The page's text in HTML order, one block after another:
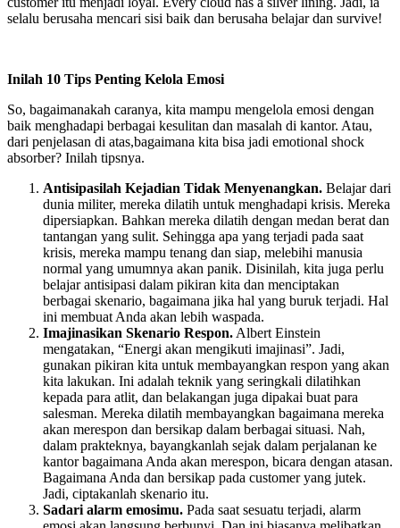
selalu berusaha mencari sisi baik dan berusaha belajar dan survive!
Inilah 10 Tips Penting Kelola Emosi
So, bagaimanakah caranya, kita mampu mengelola emosi dengan
baik menghadapi berbagai kesulitan dan masalah di kantor. Atau,
dari penjelasan di atas,bagaimana kita bisa jadi emotional shock
absorber? Inilah tipsnya.
Antisipasilah Kejadian Tidak Menyenangkan. Belajar dari
dunia militer, mereka dilatih untuk menghadapi krisis. Mereka
dipersiapkan. Bahkan mereka dilatih dengan medan berat dan
tantangan yang sulit. Sehingga apa yang terjadi pada saat
krisis, mereka mampu tenang dan siap, melebihi manusia
normal yang umumnya akan panik. Disinilah, kita juga perlu
belajar antisipasi dalam pikiran kita dan menciptakan
berbagai skenario, bagaimana jika hal yang buruk terjadi. Hal
ini membuat Anda akan lebih waspada.
Imajinasikan Skenario Respon. Albert Einstein
mengatakan, “Energi akan mengikuti imajinasi”. Jadi,
gunakan pikiran kita untuk membayangkan respon yang akan
kita lakukan. Ini adalah teknik yang seringkali dilatihkan
kepada para atlit, dan belakangan juga dipakai buat para
salesman. Mereka dilatih membayangkan bagaimana mereka
akan merespon dan bersikap dalam berbagai situasi. Nah,
dalam prakteknya, bayangkanlah sejak dalam perjalanan ke
kantor bagaimana Anda akan merespon, bicara dengan atasan.
Bagaimana Anda dan bersikap pada customer yang jutek.
Jadi, ciptakanlah skenario itu.
Sadari alarm emosimu. Pada saat sesuatu terjadi, alarm